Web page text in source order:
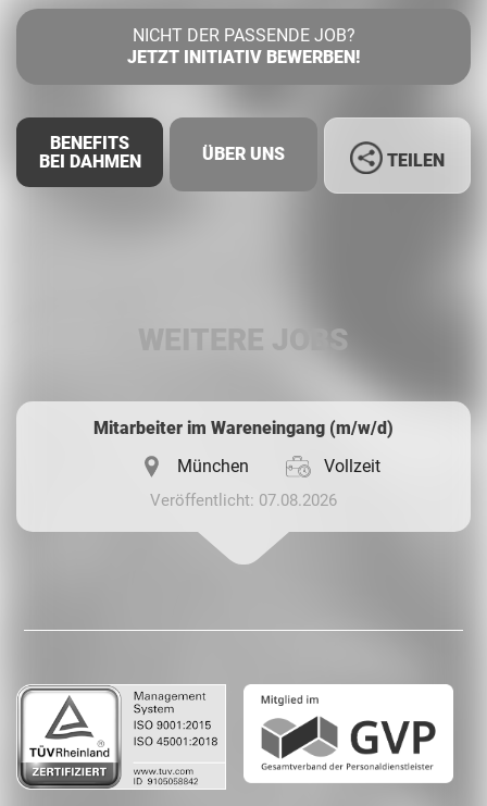
NICHT DER PASSENDE JOB?
JETZT INITIATIV BEWERBEN!
BENEFITS
BEI DAHMEN
ÜBER UNS TEILEN
WEITERE JOBS
Mitarbeiter im Wareneingang (m/w/d)
München
Vollzeit
Veröffentlicht: 07.08.2026